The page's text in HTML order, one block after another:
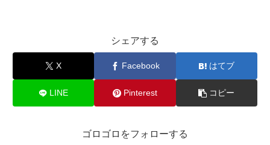
シェアする
X Facebook はてブ
LINE Pinterest コピー
ゴロゴロをフォローする